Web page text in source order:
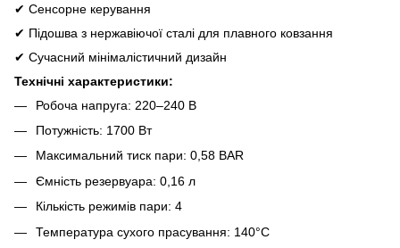
✔ Сенсорне керування
✔ Підошва з нержавіючої сталі для плавного ковзання
✔ Сучасний мінімалістичний дизайн
Технічні характеристики:
Робоча напруга: 220–240 В
Потужність: 1700 Вт
Максимальний тиск пари: 0,58 BAR
Ємність резервуара: 0,16 л
Кількість режимів пари: 4
Температура сухого прасування: 140°C